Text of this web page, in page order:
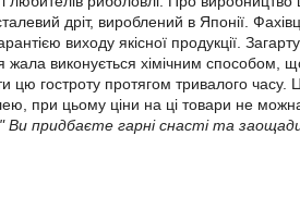
дріт, вироблений в Японії.
виходу якісної продукції.
виконується хімічним способом,
цю гостроту протягом тривалого часу.
при цьому ціни на ці товари не
Ви придбаєте гарні снасті та